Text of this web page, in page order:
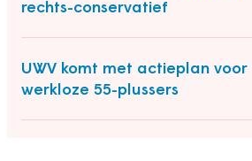
rechts-conservatief
UWV komt met actieplan voor
werkloze 55-plussers